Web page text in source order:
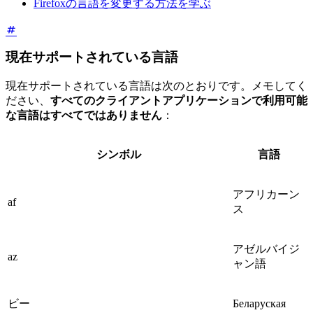
Firefoxの言語を変更する方法を学ぶ
現在サポートされている言語
現在サポートされている言語は次のとおりです。メモしてく
ださい、 すべてのクライアントアプリケーションで利用可能
な言語はすべてではありません ：
シンボル 言語
af
アフリカーン
ス
az
アゼルバイジ
ャン語
ビー Беларуская